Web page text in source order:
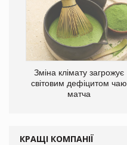
Зміна клімату загрожує
світовим дефіцитом чаю
матча
КРАЩІ КОМПАНІЇ